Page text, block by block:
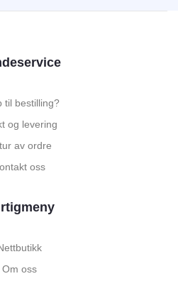
til bestilling?
og levering
av ordre
oss
Om oss